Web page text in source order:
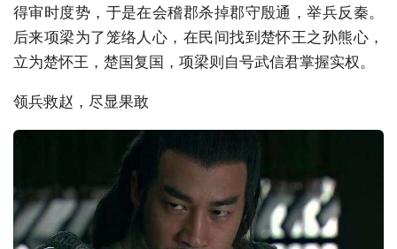
得审时度势，于是在会稽郡杀掉郡守殷通，举兵反秦。
后来项梁为了笼络人心，在民间找到楚怀王之孙熊心，
立为楚怀王，楚国复国，项梁则自号武信君掌握实权。
领兵救赵，尽显果敢